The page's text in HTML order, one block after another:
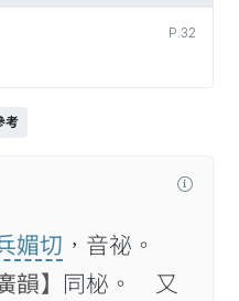
P.32
考
媚切 ，音祕。
韻】 同柲。 又